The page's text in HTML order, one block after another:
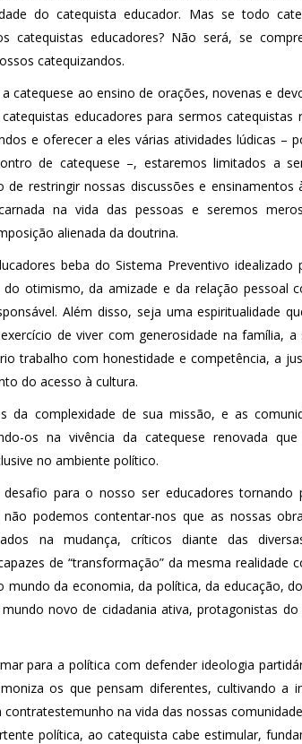
do catequista educador. Mas se todo
catequistas educadores? Não será, se
catequizandos.
catequese ao ensino de orações, novenas e
educadores para sermos catequistas
e oferecer a eles várias atividades lúdicas –
de catequese –, estaremos limitados a
restringir nossas discussões e ensinamentos
na vida das pessoas e seremos
alienada da doutrina.
beba do Sistema Preventivo idealizado
otimismo, da amizade e da relação pessoal
Além disso, seja uma espiritualidade
de viver com generosidade na família, a
trabalho com honestidade e competência, a
do acesso à cultura.
da complexidade de sua missão, e as
os na vivência da catequese renovada
no ambiente político.
para o nosso ser educadores tornando
podemos contentar-nos que as nossas
na mudança, críticos diante das
de “transformação” da mesma realidade
da economia, da política, da educação,
novo de cidadania ativa, protagonistas
para a política com defender ideologia
os que pensam diferentes, cultivando a
na vida das nossas
política, ao catequista cabe estimular,